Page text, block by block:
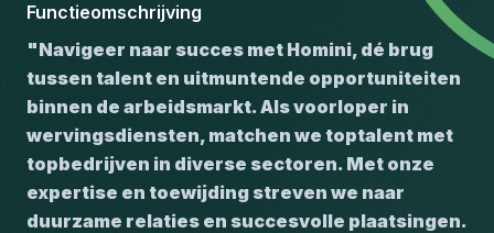
Functieomschrijving
"Navigeer naar succes met Homini, dé brug
tussen talent en uitmuntende opportuniteiten
binnen de arbeidsmarkt. Als voorloper in
wervingsdiensten, matchen we toptalent met
topbedrijven in diverse sectoren. Met onze
expertise en toewijding streven we naar
duurzame relaties en succesvolle plaatsingen.